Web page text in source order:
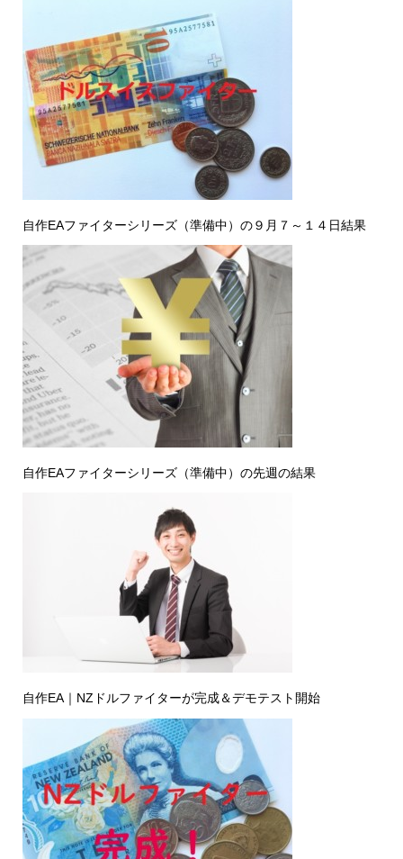
自作EAファイターシリーズ（準備中）の９月７～１４日結果
自作EAファイターシリーズ（準備中）の先週の結果
自作EA｜NZドルファイターが完成＆デモテスト開始